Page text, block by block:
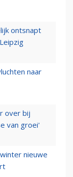
ontsnapt
naar
over bij
van groei'
nieuwe